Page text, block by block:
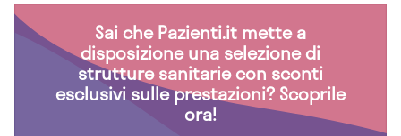
Sai che Pazienti.it mette a
disposizione una selezione di
strutture sanitarie con sconti
esclusivi sulle prestazioni? Scoprile
ora!